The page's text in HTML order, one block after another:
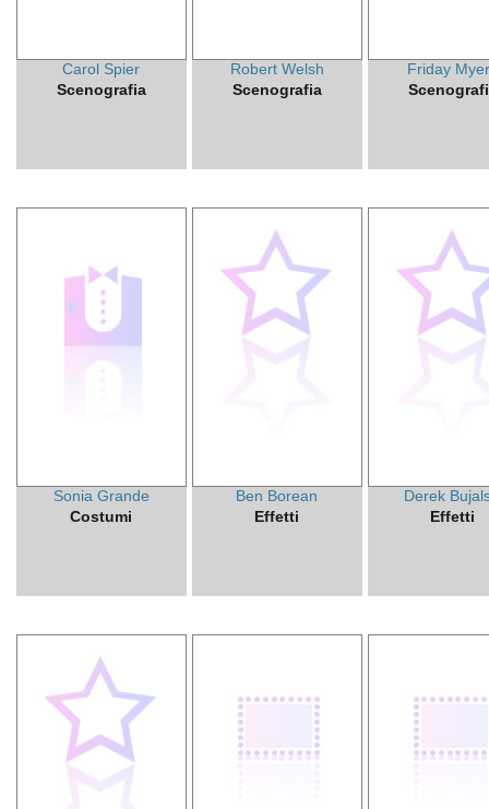
Carol Spier
Scenografia
Robert Welsh
Scenografia
Friday
Sonia Grande
Costumi
Ben Borean
Effetti
Derek
Effetti